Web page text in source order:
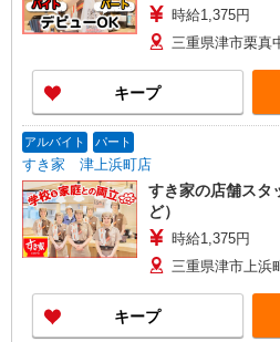
時給1,375円
三重県津市栗真
キープ
アルバイト パート
すき家 津上浜町店
すき家の店舗スタ
ど）
時給1,375円
三重県津市上浜
キープ